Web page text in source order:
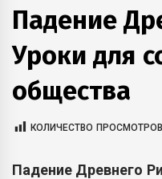
Падение
Уроки для
общества
КОЛИЧЕСТВО
Падение Древнего